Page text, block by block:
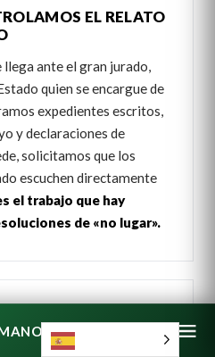
EL RELATO
ante el gran jurado,
quien se encargue de
expedientes escritos,
y declaraciones de
solicitamos que los
escuchen directamente
el trabajo que hay
de «no lugar».